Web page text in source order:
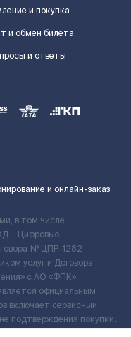
и покупка
и обмен билета
и ответы
и онлайн-заказ
в том числе
– Цифровые
№ ЦПР-1282
услуг и Договора
c АО «ФПК»
официальным
включает сервисный
подтверждения покупки.